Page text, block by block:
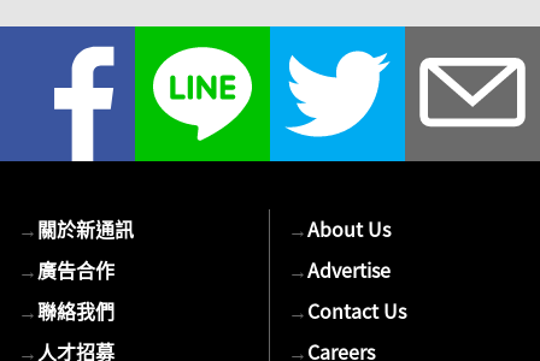
→關於新通訊
→廣告合作
→聯絡我們
→人才招募
→About Us
→Advertise
→Contact Us
→Careers